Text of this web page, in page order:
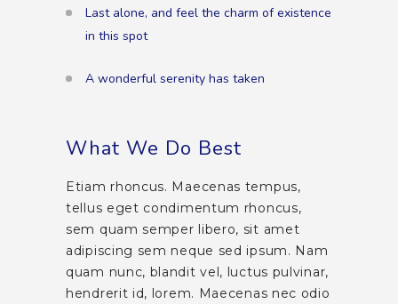
Last alone, and feel the charm of existence
in this spot
A wonderful serenity has taken
What We Do Best
Etiam rhoncus. Maecenas tempus,
tellus eget condimentum rhoncus,
sem quam semper libero, sit amet
adipiscing sem neque sed ipsum. Nam
quam nunc, blandit vel, luctus pulvinar,
hendrerit id, lorem. Maecenas nec odio